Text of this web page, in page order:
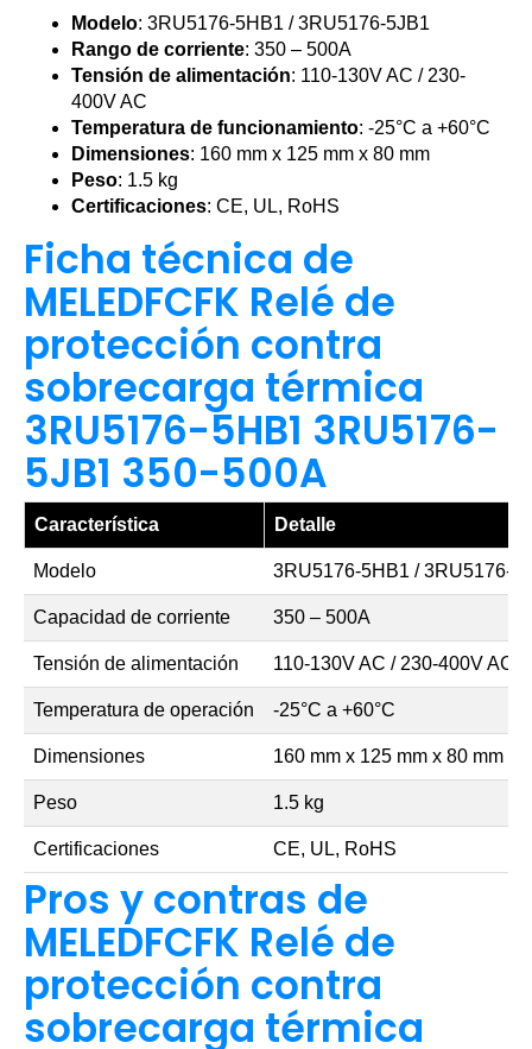
Modelo: 3RU5176-5HB1 / 3RU5176-5JB1
Rango de corriente: 350 – 500A
Tensión de alimentación: 110-130V AC / 230-
400V AC
Temperatura de funcionamiento: -25°C a +60°C
Dimensiones: 160 mm x 125 mm x 80 mm
Peso: 1.5 kg
Certificaciones: CE, UL, RoHS
Ficha técnica de
MELEDFCFK Relé de
protección contra
sobrecarga térmica
3RU5176-5HB1 3RU5176-
5JB1 350-500A
Característica Detalle
Modelo 3RU5176-5HB1 / 3RU5176-
Capacidad de corriente 350 – 500A
Tensión de alimentación 110-130V AC / 230-400V AC
Temperatura de operación -25°C a +60°C
Dimensiones 160 mm x 125 mm x 80 mm
Peso 1.5 kg
Certificaciones CE, UL, RoHS
Pros y contras de
MELEDFCFK Relé de
protección contra
sobrecarga térmica